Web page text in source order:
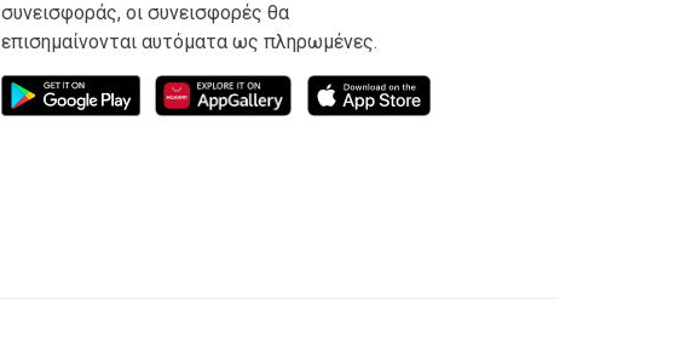
συνεισφοράς, οι συνεισφορές θα
επισημαίνονται αυτόματα ως πληρωμένες.